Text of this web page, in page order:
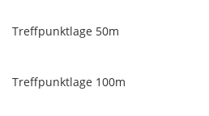
Treffpunktlage 50m
Treffpunktlage 100m